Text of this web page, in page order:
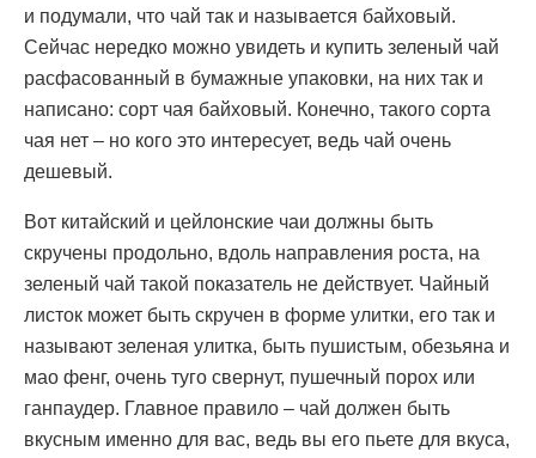
и подумали, что чай так и называется байховый.
Сейчас нередко можно увидеть и купить зеленый чай
расфасованный в бумажные упаковки, на них так и
написано: сорт чая байховый. Конечно, такого сорта
чая нет – но кого это интересует, ведь чай очень
дешевый.
Вот китайский и цейлонские чаи должны быть
скручены продольно, вдоль направления роста, на
зеленый чай такой показатель не действует. Чайный
листок может быть скручен в форме улитки, его так и
называют зеленая улитка, быть пушистым, обезьяна и
мао фенг, очень туго свернут, пушечный порох или
ганпаудер. Главное правило – чай должен быть
вкусным именно для вас, ведь вы его пьете для вкуса,